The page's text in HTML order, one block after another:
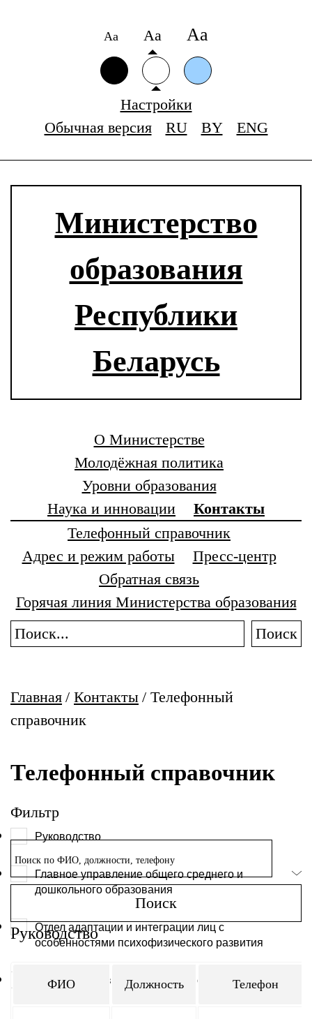
Аа Аа Аа
Настройки
Обычная версия
RU BY ENG
Министерство
образования
Республики
Беларусь
О Министерстве
Молодёжная политика
Уровни образования
Наука и инновации
Контакты
Телефонный справочник
Адрес и режим работы
Пресс-центр
Обратная связь
Горячая линия Министерства образования
Поиск
Главная / Контакты / Телефонный
справочник
Телефонный справочник
Фильтр
Руководство
Главное управление общего среднего и
дошкольного образования
Отдел адаптации и интеграции лиц с
особенностями психофизического развития
Главное управление профессионального
Руководство
ФИО Должность Телефон